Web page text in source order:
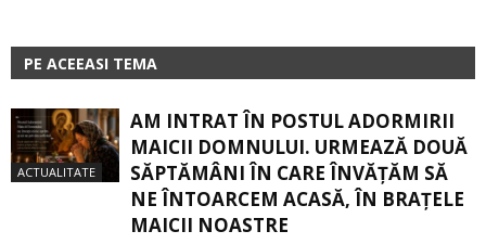
PE ACEEASI TEMA
ACTUALITATE
AM INTRAT ÎN POSTUL ADORMIRII
MAICII DOMNULUI. URMEAZĂ DOUĂ
SĂPTĂMÂNI ÎN CARE ÎNVĂŢĂM SĂ
NE ÎNTOARCEM ACASĂ, ÎN BRAŢELE
MAICII NOASTRE